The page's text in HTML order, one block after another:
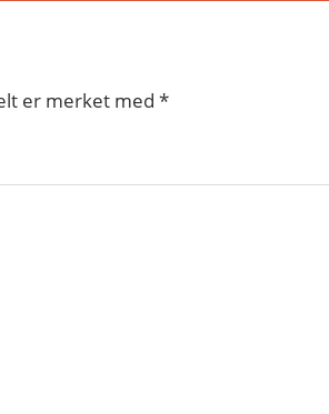
er merket med *